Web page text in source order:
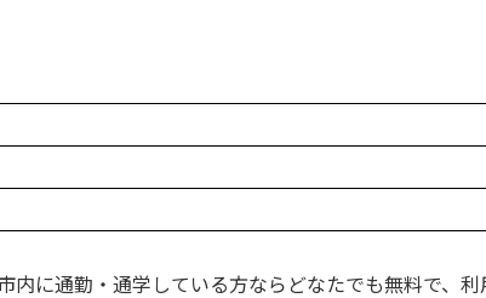
に通勤・通学している方ならどなたでも無料で、利